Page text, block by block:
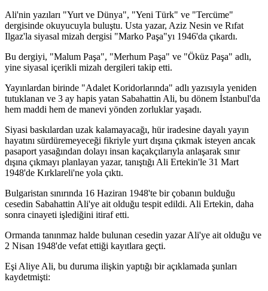
Ali'nin yazıları "Yurt ve Dünya", "Yeni Türk" ve "Tercüme"
dergisinde okuyucuyla buluştu. Usta yazar, Aziz Nesin ve Rıfat
Ilgaz'la siyasal mizah dergisi "Marko Paşa"yı 1946'da çıkardı.
Bu dergiyi, "Malum Paşa", "Merhum Paşa" ve "Öküz Paşa" adlı,
yine siyasal içerikli mizah dergileri takip etti.
Yayınlardan birinde "Adalet Koridorlarında" adlı yazısıyla yeniden
tutuklanan ve 3 ay hapis yatan Sabahattin Ali, bu dönem İstanbul'da
hem maddi hem de manevi yönden zorluklar yaşadı.
Siyasi baskılardan uzak kalamayacağı, hür iradesine dayalı yayın
hayatını sürdüremeyeceği fikriyle yurt dışına çıkmak isteyen ancak
pasaport yasağından dolayı insan kaçakçılarıyla anlaşarak sınır
dışına çıkmayı planlayan yazar, tanıştığı Ali Ertekin'le 31 Mart
1948'de Kırklareli'ne yola çıktı.
Bulgaristan sınırında 16 Haziran 1948'te bir çobanın bulduğu
cesedin Sabahattin Ali'ye ait olduğu tespit edildi. Ali Ertekin, daha
sonra cinayeti işlediğini itiraf etti.
Ormanda tanınmaz halde bulunan cesedin yazar Ali'ye ait olduğu ve
2 Nisan 1948'de vefat ettiği kayıtlara geçti.
Eşi Aliye Ali, bu duruma ilişkin yaptığı bir açıklamada şunları
kaydetmişti: